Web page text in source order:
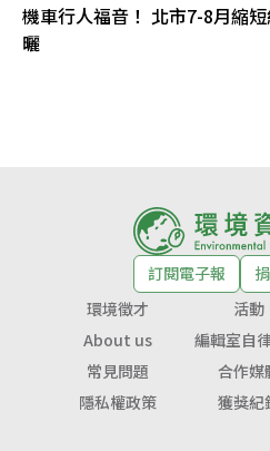
機車行人福音！ 北市7-8月縮
曬
訂閱電子報
環境徵才
活動
About us
編輯室自
常見問題
合作媒
隱私權政策
獲獎紀